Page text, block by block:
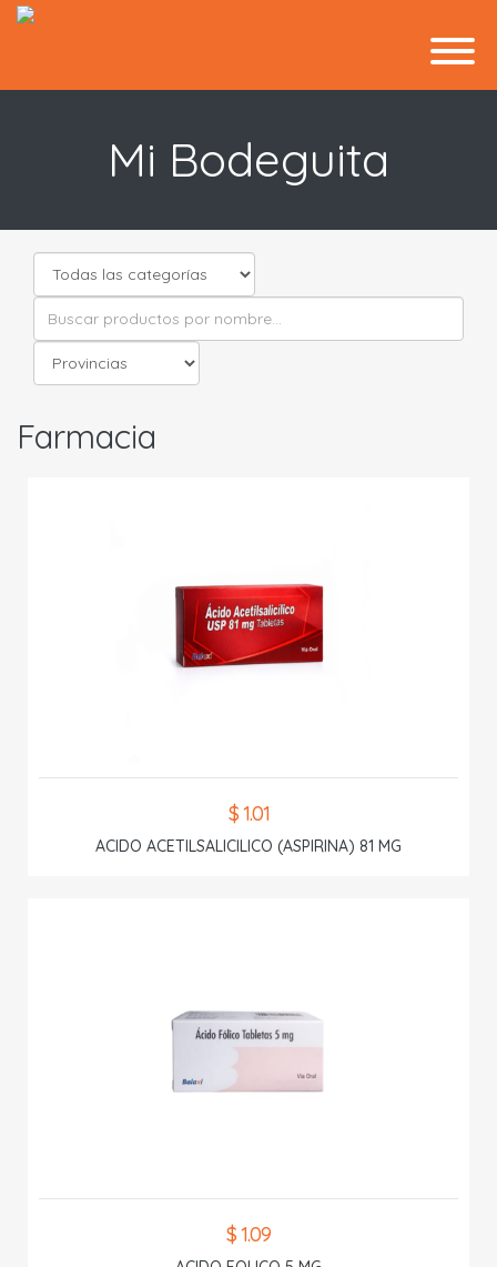
Mi Bodeguita
Farmacia
$ 1.01
ACIDO ACETILSALICILICO (ASPIRINA) 81 MG
$ 1.09